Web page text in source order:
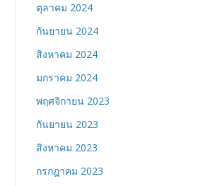
ตุลาคม 2024
กันยายน 2024
สิงหาคม 2024
มกราคม 2024
พฤศจิกายน 2023
กันยายน 2023
สิงหาคม 2023
กรกฎาคม 2023